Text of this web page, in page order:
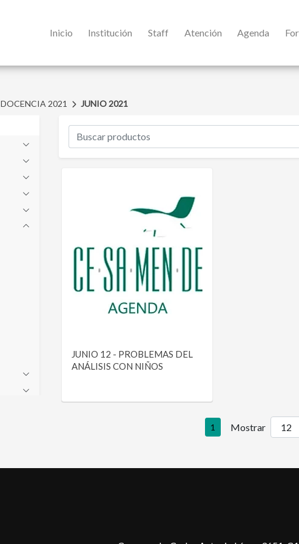
Inicio Institución Staff Atención Agenda
DOCENCIA 2021 JUNIO 2021
JUNIO 12 - PROBLEMAS DEL
ANÁLISIS CON NIÑOS
1 Mostrar